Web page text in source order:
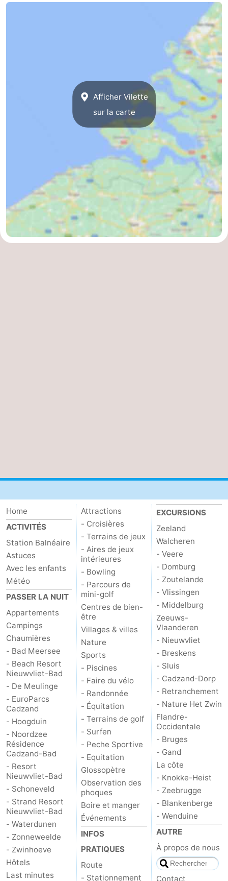
Afficher Vilette
sur la carte
Home
ACTIVITÉS
Station Balnéaire
Astuces
Avec les enfants
Météo
PASSER LA NUIT
Appartements
Campings
Chaumières
- Bad Meersee
- Beach Resort
Nieuwvliet-Bad
- De Meulinge
- EuroParcs
Cadzand
- Hoogduin
- Noordzee
Résidence
Cadzand-Bad
- Resort
Nieuwvliet-Bad
- Schoneveld
- Strand Resort
Nieuwvliet-Bad
- Waterdunen
- Zonneweelde
- Zwinhoeve
Hôtels
Last minutes
Attractions
- Croisières
- Terrains de jeux
- Aires de jeux
intérieures
- Bowling
- Parcours de
mini-golf
Centres de bien-
être
Villages & villes
Nature
Sports
- Piscines
- Faire du vélo
- Randonnée
- Équitation
- Terrains de golf
- Surfen
- Peche Sportive
- Equitation
Glossopètre
Observation des
phoques
Boire et manger
Événements
INFOS
PRATIQUES
Route
- Stationnement
EXCURSIONS
Zeeland
Walcheren
- Veere
- Domburg
- Zoutelande
- Vlissingen
- Middelburg
Zeeuws-
Vlaanderen
- Nieuwvliet
- Breskens
- Sluis
- Cadzand-Dorp
- Retranchement
- Nature Het Zwin
Flandre-
Occidentale
- Bruges
- Gand
La côte
- Knokke-Heist
- Zeebrugge
- Blankenberge
- Wenduine
AUTRE
À propos de nous
Contact